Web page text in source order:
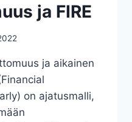
ja FIRE
ja aikainen
on ajatusmalli,